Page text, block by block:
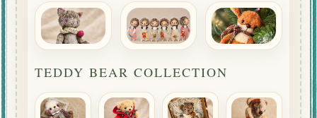
TEDDY BEAR COLLECTION